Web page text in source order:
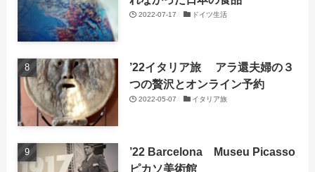
2022-07-17 ドイツ生活
’22イタリア旅 アラ還夫婦の３
つの贅沢とオンライン予約
2022-05-07 イタリア旅
’22 Barcelona Museu Picasso
ピカソ美術館